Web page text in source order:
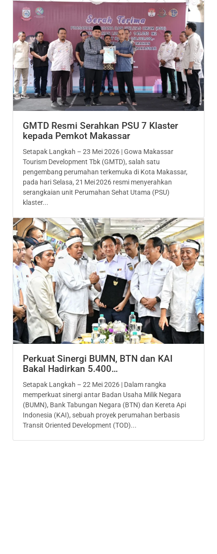
GMTD Resmi Serahkan PSU 7 Klaster
kepada Pemkot Makassar
Setapak Langkah – 23 Mei 2026 | Gowa Makassar
Tourism Development Tbk (GMTD), salah satu
pengembang perumahan terkemuka di Kota Makassar,
pada hari Selasa, 21 Mei 2026 resmi menyerahkan
serangkaian unit Perumahan Sehat Utama (PSU)
klaster...
Perkuat Sinergi BUMN, BTN dan KAI
Bakal Hadirkan 5.400…
Setapak Langkah – 22 Mei 2026 | Dalam rangka
memperkuat sinergi antar Badan Usaha Milik Negara
(BUMN), Bank Tabungan Negara (BTN) dan Kereta Api
Indonesia (KAI), sebuah proyek perumahan berbasis
Transit Oriented Development (TOD)...